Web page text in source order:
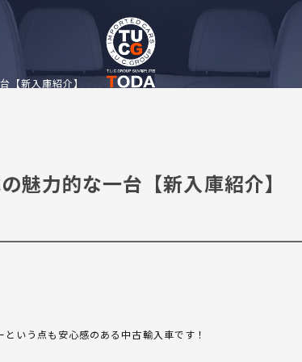
【新入庫紹介】
魅力的な一台【新入庫紹介】
いう点も安心感のある中古輸入車です！